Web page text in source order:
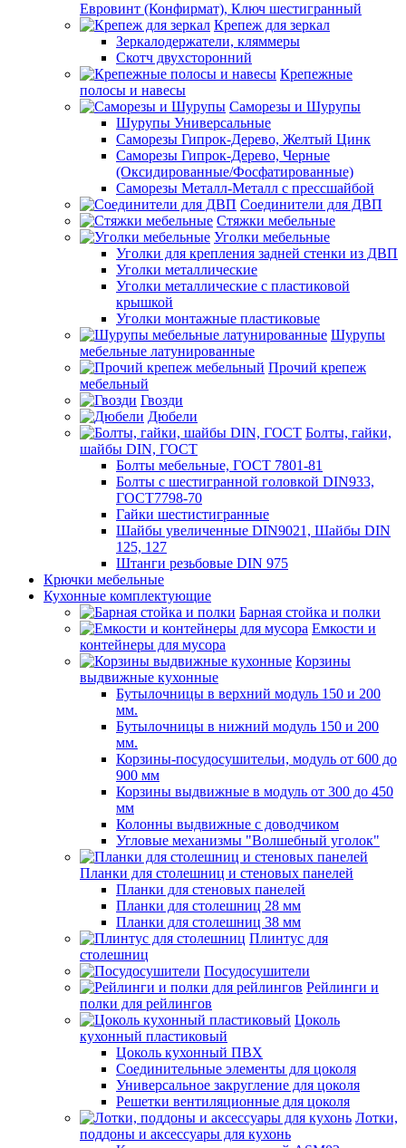
Евровинт (Конфирмат), Ключ шестигранный
Крепеж для зеркал
Зеркалодержатели, кляммеры
Скотч двухсторонний
Крепежные
полосы и навесы
Саморезы и Шурупы
Шурупы Универсальные
Саморезы Гипрок-Дерево, Желтый Цинк
Саморезы Гипрок-Дерево, Черные
(Оксидированные/Фосфатированные)
Саморезы Металл-Металл с прессшайбой
Соединители для ДВП
Стяжки мебельные
Уголки мебельные
Уголки для крепления задней стенки из ДВП
Уголки металлические
Уголки металлические с пластиковой
крышкой
Уголки монтажные пластиковые
Шурупы
мебельные латунированные
Прочий крепеж
мебельный
Гвозди
Дюбели
Болты, гайки,
шайбы DIN, ГОСТ
Болты мебельные, ГОСТ 7801-81
Болты с шестигранной головкой DIN933,
ГОСТ7798-70
Гайки шестистигранные
Шайбы увеличенные DIN9021, Шайбы DIN
125, 127
Штанги резьбовые DIN 975
Крючки мебельные
Кухонные комплектующие
Барная стойка и полки
Емкости и
контейнеры для мусора
Корзины
выдвижные кухонные
Бутылочницы в верхний модуль 150 и 200
мм.
Бутылочницы в нижний модуль 150 и 200
мм.
Корзины-посудосушительи, модуль от 600 до
900 мм
Корзины выдвижные в модуль от 300 до 450
мм
Колонны выдвижные с доводчиком
Угловые механизмы "Волшебный уголок"
Планки для столешниц и стеновых панелей
Планки для стеновых панелей
Планки для столешниц 28 мм
Планки для столешниц 38 мм
Плинтус для
столешниц
Посудосушители
Рейлинги и
полки для рейлингов
Цоколь
кухонный пластиковый
Цоколь кухонный ПВХ
Соединительные элементы для цоколя
Универсальное закругление для цоколя
Решетки вентиляционные для цоколя
Лотки,
поддоны и аксессуары для кухонь